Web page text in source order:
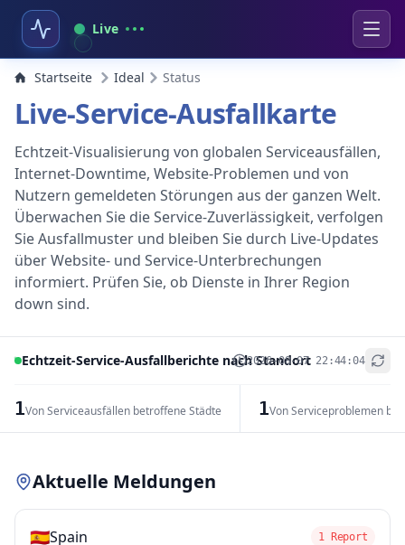
Live
Startseite Ideal Status
Live-Service-Ausfallkarte
Echtzeit-Visualisierung von globalen Serviceausfällen,
Internet-Downtime, Website-Problemen und von
Nutzern gemeldeten Störungen aus der ganzen Welt.
Überwachen Sie die Service-Zuverlässigkeit, verfolgen
Sie Ausfallmuster und bleiben Sie durch Live-Updates
über Website- und Service-Unterbrechungen
informiert. Prüfen Sie, ob Dienste in Ihrer Region
down sind.
Echtzeit-Service-Ausfallberichte nach Standort
2026-08-07 22:44:04
1Von Serviceausfällen betroffene Städte 1Von Serviceproblemen
+
Aktuelle Meldungen
🇪🇸Spain 1 Report